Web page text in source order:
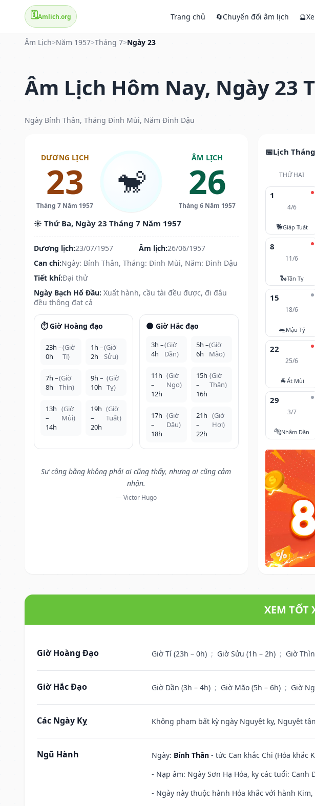
🗓️Amlich.org Trang chủ 🔄Chuyển đổi âm lịch 🔮
Âm Lịch>Năm 1957>Tháng 7>Ngày 23
Âm Lịch Hôm Nay, Ngày 23
Ngày Bính Thân, Tháng Đinh Mùi, Năm Đinh Dậu
DƯƠNG LỊCH
23
Tháng 7 Năm 1957
🐒
ÂM LỊCH
26
Tháng 6 Năm 1957
☀️ Thứ Ba, Ngày 23 Tháng 7 Năm 1957
Dương lịch:23/07/1957 Âm lịch:26/06/1957
Can chi:Ngày: Bính Thân, Tháng: Đinh Mùi, Năm: Đinh Dậu
Tiết khí:Đại thử
Ngày Bạch Hổ Đầu: Xuất hành, cầu tài đều được, đi đâu
đều thông đạt cả
⏱️ Giờ Hoàng đạo
23h –
0h
(Giờ
Tí)
1h –
2h
(Giờ
Sửu)
7h –
8h
(Giờ
Thìn)
9h –
10h
(Giờ
Tỵ)
13h
–
14h
(Giờ
Mùi)
19h
–
20h
(Giờ
Tuất)
🌑 Giờ Hắc đạo
3h –
4h
(Giờ
Dần)
5h –
6h
(Giờ
Mão)
11h
–
12h
(Giờ
Ngọ)
15h
–
16h
(Giờ
Thân)
17h
–
18h
(Giờ
Dậu)
21h
–
22h
(Giờ
Hợi)
Sự công bằng không phải ai cũng thấy, nhưng ai cũng cảm
nhận.
— Victor Hugo
Lịch
THỨ HAI
1
4/6
🐕Giáp Tuất
8
11/6
🐍Tân Tỵ
15
18/6
🐀Mậu Tý
22
25/6
🐐Ất Mùi
29
3/7
🐅Nhâm Dần
XEM TỐT
Giờ Hoàng Đạo Giờ Tí (23h – 0h) ; Giờ Sửu (1h – 2h) ; Giờ
Giờ Hắc Đạo Giờ Dần (3h – 4h) ; Giờ Mão (5h – 6h) ; Giờ
Các Ngày Kỵ Không phạm bất kỳ ngày Nguyệt kỵ, Nguyệt
Ngũ Hành Ngày: Bính Thân - tức Can khắc Chi (Hỏa khắc
- Nạp âm: Ngày Sơn Hạ Hỏa, kỵ các tuổi: Canh
- Ngày này thuộc hành Hỏa khắc với hành